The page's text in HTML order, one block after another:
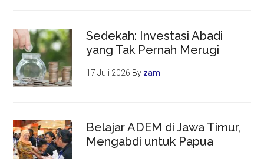
Sedekah: Investasi Abadi
yang Tak Pernah Merugi
17 Juli 2026 By zam
Belajar ADEM di Jawa Timur,
Mengabdi untuk Papua